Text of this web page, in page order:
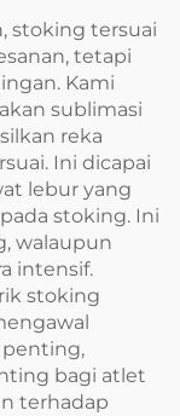
stoking tersuai
tetapi
Kami
sublimasi
reka
Ini dicapai
lebur yang
stoking. Ini
walaupun
intensif.
stoking
penting,
bagi atlet
terhadap